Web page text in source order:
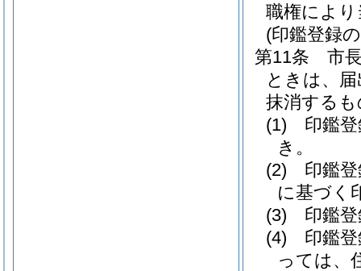
職権によ
(印鑑登録
第11条
市
ときは、
抹消する
(1)
印鑑
き。
(2)
印鑑
に基づく
(3)
印鑑
(4)
印鑑
っては、